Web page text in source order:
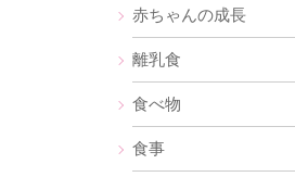
赤ちゃんの成長
離乳食
食べ物
食事